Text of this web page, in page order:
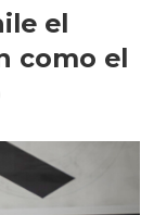
el
como el